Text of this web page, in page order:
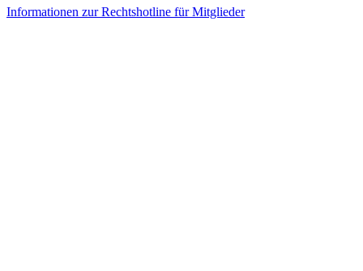
Informationen zur Rechtshotline für Mitglieder